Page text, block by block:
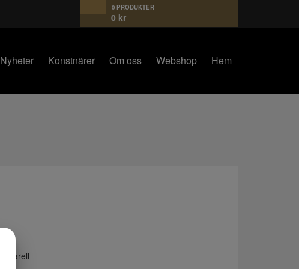
0 PRODUKTER
0 kr
Nyheter Konstnärer Om oss Webshop Hem
Akvarell